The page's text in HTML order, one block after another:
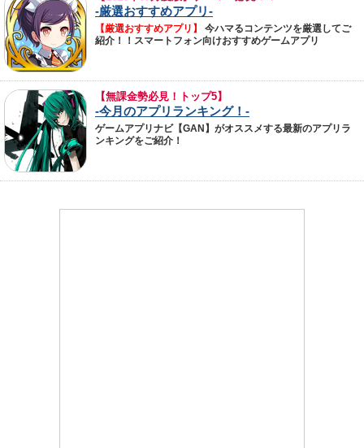
-厳選おすすめアプリ-
【厳選おすすめアプリ】
今ハマるコンテンツを厳選してご
紹介！！スマートフォン向けおすすめゲームアプリ
【無課金勢必見！トップ5】
-今月のアプリランキング！-
ゲームアプリナビ【GAN】がオススメする最新のアプリラ
ンキングをご紹介！